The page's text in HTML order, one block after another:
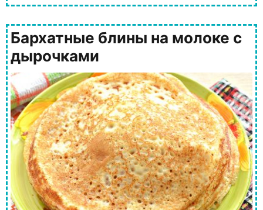
Бархатные блины на молоке с
дырочками